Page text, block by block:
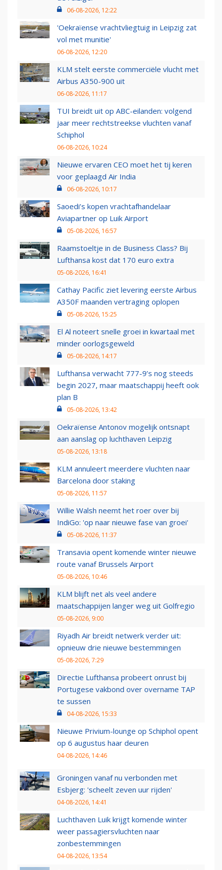
06-08-2026, 12:22
'Oekraïense vrachtvliegtuig in Leipzig zat
vol met munitie'
06-08-2026, 12:20
KLM stelt eerste commerciële vlucht met
Airbus A350-900 uit
06-08-2026, 11:17
TUI breidt uit op ABC-eilanden: volgend
jaar meer rechtstreekse vluchten vanaf
Schiphol
06-08-2026, 10:24
Nieuwe ervaren CEO moet het tij keren
voor geplaagd Air India
06-08-2026, 10:17
Saoedi’s kopen vrachtafhandelaar
Aviapartner op Luik Airport
05-08-2026, 16:57
Raamstoeltje in de Business Class? Bij
Lufthansa kost dat 170 euro extra
05-08-2026, 16:41
Cathay Pacific ziet levering eerste Airbus
A350F maanden vertraging oplopen
05-08-2026, 15:25
El Al noteert snelle groei in kwartaal met
minder oorlogsgeweld
05-08-2026, 14:17
Lufthansa verwacht 777-9’s nog steeds
begin 2027, maar maatschappij heeft ook
plan B
05-08-2026, 13:42
Oekraïense Antonov mogelijk ontsnapt
aan aanslag op luchthaven Leipzig
05-08-2026, 13:18
KLM annuleert meerdere vluchten naar
Barcelona door staking
05-08-2026, 11:57
Willie Walsh neemt het roer over bij
IndiGo: 'op naar nieuwe fase van groei'
05-08-2026, 11:37
Transavia opent komende winter nieuwe
route vanaf Brussels Airport
05-08-2026, 10:46
KLM blijft net als veel andere
maatschappijen langer weg uit Golfregio
05-08-2026, 9:00
Riyadh Air breidt netwerk verder uit:
opnieuw drie nieuwe bestemmingen
05-08-2026, 7:29
Directie Lufthansa probeert onrust bij
Portugese vakbond over overname TAP
te sussen
04-08-2026, 15:33
Nieuwe Privium-lounge op Schiphol opent
op 6 augustus haar deuren
04-08-2026, 14:46
Groningen vanaf nu verbonden met
Esbjerg: 'scheelt zeven uur rijden'
04-08-2026, 14:41
Luchthaven Luik krijgt komende winter
weer passagiersvluchten naar
zonbestemmingen
04-08-2026, 13:54